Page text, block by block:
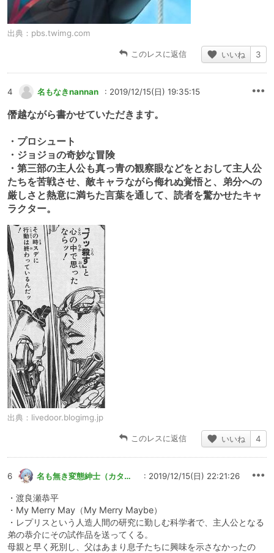
出典： pbs.twimg.com
このレスに返信 いいね 3
4 名もなきnannan : 2019/12/15(日) 19:35:15
僭越ながら書かせていただきます。
・プロシュート
・ジョジョの奇妙な冒険
・第三部の主人公も真っ青の観察眼などをとおして主人公
たちを苦戦させ、敵キャラながら侮れぬ覚悟と、弟分への
厳しさと熱意に満ちた言葉を通して、読者を驚かせたキャ
ラクター。
出典： livedoor.blogimg.jp
このレスに返信 いいね 4
6 名も無き変態紳士（カタメ） : 2019/12/15(日) 22:21:26
・渡良瀬恭平
・My Merry May（My Merry Maybe）
・レプリスという人造人間の研究に勤しむ科学者で、主人公となる
弟の恭介にその試作品を送ってくる。
母親と早く死別し、父はあまり息子たちに興味を示さなかったの